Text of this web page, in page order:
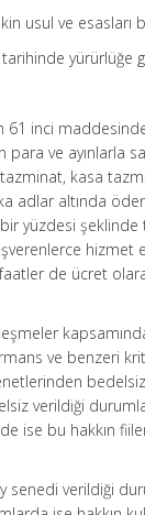
usul ve esasları
yürürlüğe
61 inci
para ve
kasa
adlar altında
yüzdesi
de ücret
ve benzeri
verildiği
ise bu hakkın
senedi verildiği